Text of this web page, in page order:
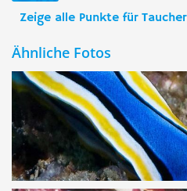
Zeige alle Punkte für Taucher
Ähnliche Fotos